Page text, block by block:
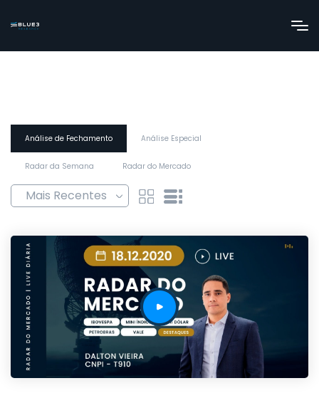
Análise de Fechamento Análise Especial
Radar da Semana Radar do Mercado